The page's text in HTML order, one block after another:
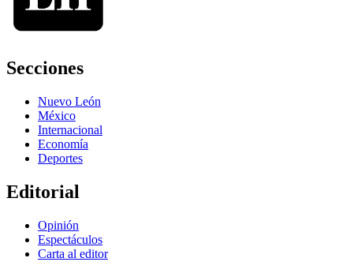
Secciones
Nuevo León
México
Internacional
Economía
Deportes
Editorial
Opinión
Espectáculos
Carta al editor